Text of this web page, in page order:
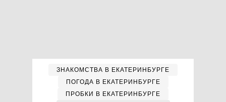
ЗНАКОМСТВА В ЕКАТЕРИНБУРГЕ
ПОГОДА В ЕКАТЕРИНБУРГЕ
ПРОБКИ В ЕКАТЕРИНБУРГЕ